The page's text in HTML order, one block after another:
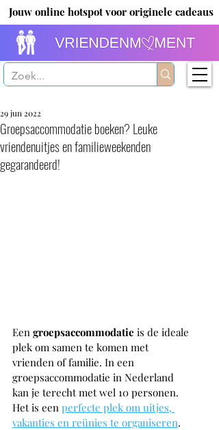
Jouw online hotspot voor originele cadeaus
Groepsaccommodatie boeken? Leuke
vriendenuitjes en familieweekenden
gegarandeerd!
29 jun 2022
Een groepsaccommodatie is de ideale
plek om samen te komen met
vrienden of familie. In een
groepsaccommodatie in Nederland
kan je terecht met wel 10 personen.
Het is een perfecte plek om uitjes,
vakanties en reünies te organiseren.